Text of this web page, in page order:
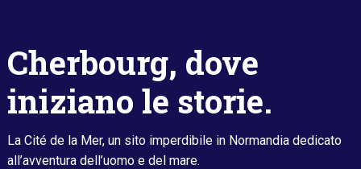
Cherbourg, dove
iniziano le storie.
La Cité de la Mer, un sito imperdibile in Normandia dedicato
all’avventura dell’uomo e del mare.